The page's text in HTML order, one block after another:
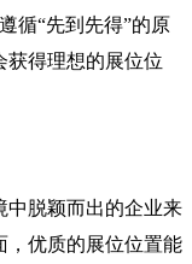
循“先到先得”的原
获得理想的展位位
中脱颖而出的企业来
，优质的展位位置能